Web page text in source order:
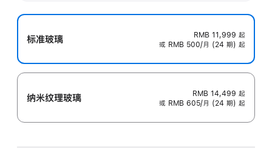
标准玻璃 RMB 11,999 起
或 RMB 500/月 (24 期) 起
纳米纹理玻璃 RMB 14,499 起
或 RMB 605/月 (24 期) 起